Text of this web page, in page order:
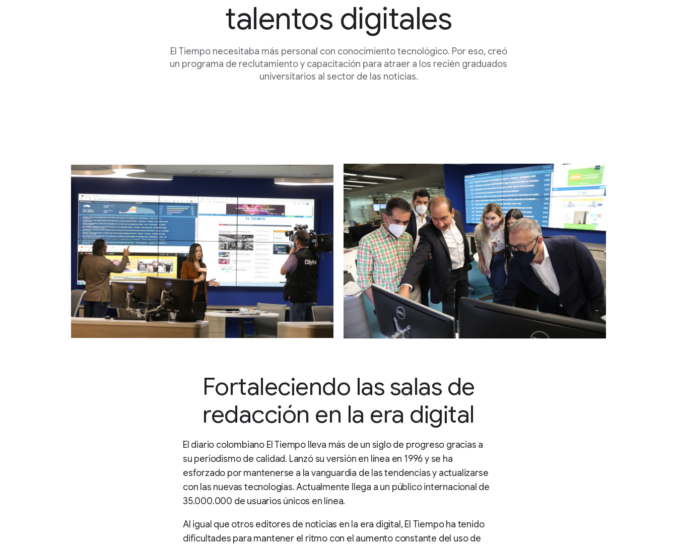
talentos digitales
El Tiempo necesitaba más personal con conocimiento tecnológico. Por eso, creó
un programa de reclutamiento y capacitación para atraer a los recién graduados
universitarios al sector de las noticias.
Fortaleciendo las salas de
redacción en la era digital
El diario colombiano El Tiempo lleva más de un siglo de progreso gracias a
su periodismo de calidad. Lanzó su versión en línea en 1996 y se ha
esforzado por mantenerse a la vanguardia de las tendencias y actualizarse
con las nuevas tecnologías. Actualmente llega a un público internacional de
35.000.000 de usuarios únicos en línea.
Al igual que otros editores de noticias en la era digital, El Tiempo ha tenido
dificultades para mantener el ritmo con el aumento constante del uso de